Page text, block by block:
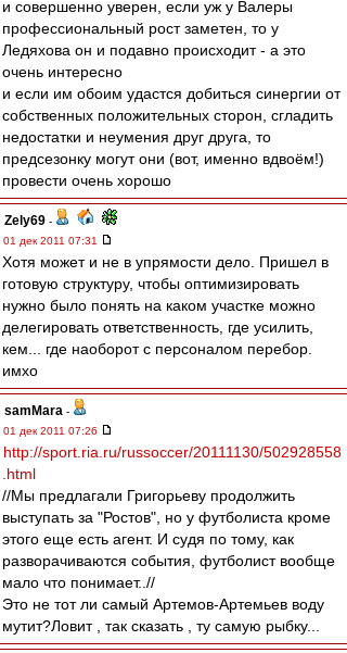
и совершенно уверен, если уж у Валеры
профессиональный рост заметен, то у
Ледяхова он и подавно происходит - а это
очень интересно
и если им обоим удастся добиться синергии от
собственных положительных сторон, сгладить
недостатки и неумения друг друга, то
предсезонку могут они (вот, именно вдвоём!)
провести очень хорошо
Zely69 -
01 дек 2011 07:31
Хотя может и не в упрямости дело. Пришел в
готовую структуру, чтобы оптимизировать
нужно было понять на каком участке можно
делегировать ответственность, где усилить,
кем... где наоборот с персоналом перебор.
имхо
samMara -
01 дек 2011 07:26
http://sport.ria.ru/russoccer/20111130/502928558
.html
//Мы предлагали Григорьеву продолжить
выступать за "Ростов", но у футболиста кроме
этого еще есть агент. И судя по тому, как
разворачиваются события, футболист вообще
мало что понимает..//
Это не тот ли самый Артемов-Артемьев воду
мутит?Ловит , так сказать , ту самую рыбку...